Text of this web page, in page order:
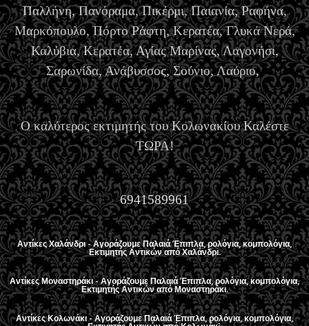
Παλλήνη, Πανόραμα, Πικέρμι, Παιανία, Ραφήνα,
Μαρκόπουλο, Πόρτο Ράφτη, Κερατέα, Γλυκά Νερά,
Καλύβια, Κερατέα, Αγίας Μαρίνας, Λαγονήσι,
Σαρωνίδα, Ανάβυσσος, Σούνιο, Λαύριο,
Ο καλύτερος εκτιμητής του Κολωνακίου Καλέστε
ΤΩΡΑ!
6941589961
Αντίκες Χαλάνδρι - Αγοράζουμε Παλαιά Έπιπλα, ρολόγια, κομπολόγια,
Εκτιμητής Αντικών από Χαλάνδρι.
Αντίκες Μοναστηράκι - Αγοράζουμε Παλαιά Έπιπλα, ρολόγια, κομπολόγια,
Εκτιμητής Αντικών από Μοναστηράκι.
Αντίκες Κολωνάκι - Αγοράζουμε Παλαιά Έπιπλα, ρολόγια, κομπολόγια,